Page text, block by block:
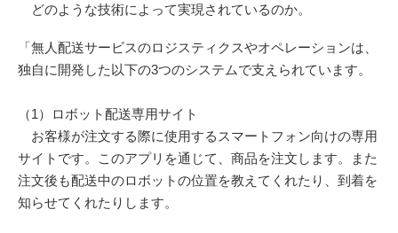
どのような技術によって実現されているのか。
「無人配送サービスのロジスティクスやオペレーションは、
独自に開発した以下の3つのシステムで支えられています。
（1）ロボット配送専用サイト
お客様が注文する際に使用するスマートフォン向けの専用
サイトです。このアプリを通じて、商品を注文します。また
注文後も配送中のロボットの位置を教えてくれたり、到着を
知らせてくれたりします。